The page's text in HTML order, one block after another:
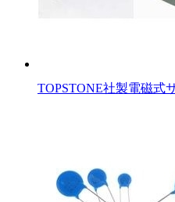
TOPSTONE社製電磁式